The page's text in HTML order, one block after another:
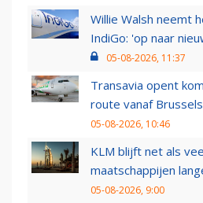
Willie Walsh neemt
IndiGo: 'op naar
05-08-2026, 11:37
Transavia opent
route vanaf
05-08-2026, 10:46
KLM blijft net als
maatschappijen
05-08-2026, 9:00